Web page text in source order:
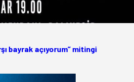
bayrak açıyorum” mitingi